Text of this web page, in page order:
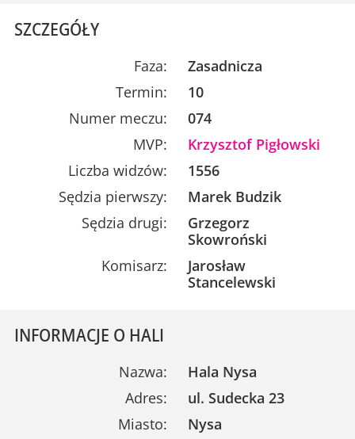
SZCZEGÓŁY
Faza:
Zasadnicza
Termin:
10
Numer meczu:
074
MVP:
Krzysztof Pigłowski
Liczba widzów:
1556
Sędzia pierwszy:
Marek Budzik
Sędzia drugi:
Grzegorz
Skowroński
Komisarz:
Jarosław
Stancelewski
INFORMACJE O HALI
Nazwa:
Hala Nysa
Adres:
ul. Sudecka 23
Miasto:
Nysa